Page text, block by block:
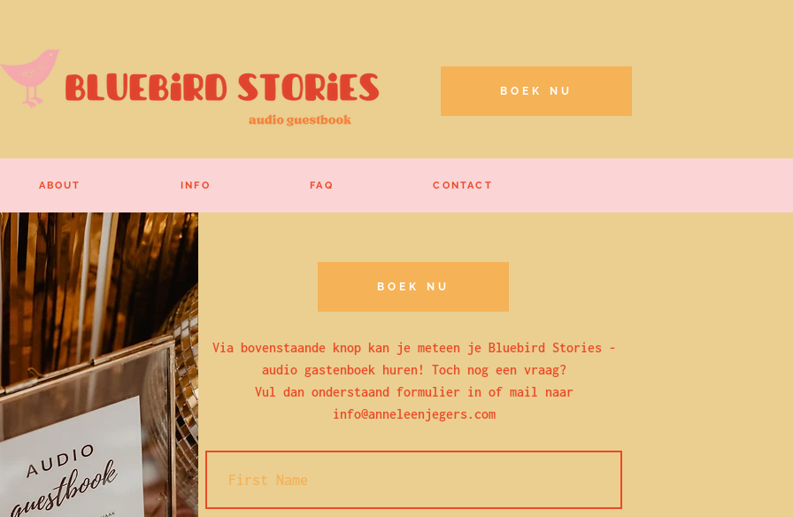
BOEK NU
ABOUT INFO FAQ CONTACT
BOEK NU
Via bovenstaande knop kan je meteen je Bluebird Stories -
audio gastenboek huren! Toch nog een vraag?
Vul dan onderstaand formulier in of mail naar
info@anneleenjegers.com